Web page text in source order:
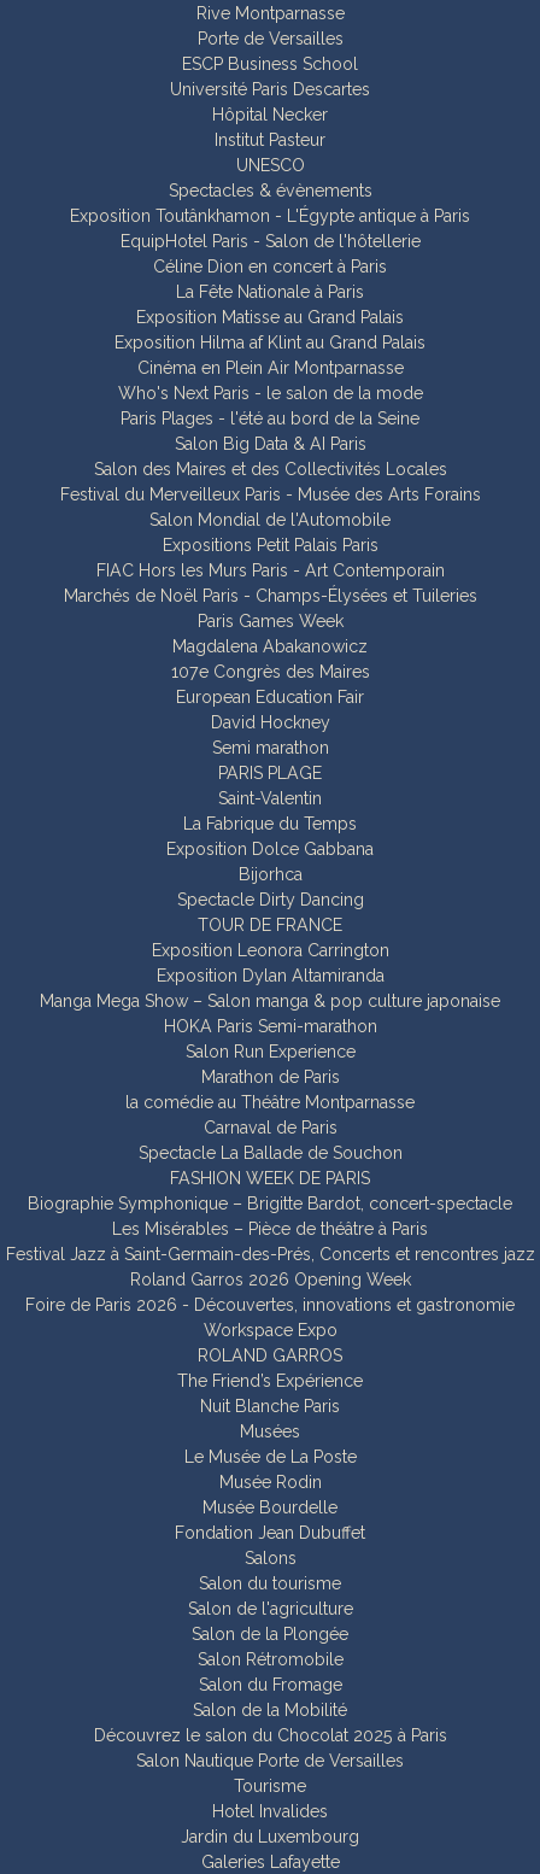
Rive Montparnasse
Porte de Versailles
ESCP Business School
Université Paris Descartes
Hôpital Necker
Institut Pasteur
UNESCO
Spectacles & évènements
Exposition Toutânkhamon - L'Égypte antique à Paris
EquipHotel Paris - Salon de l'hôtellerie
Céline Dion en concert à Paris
La Fête Nationale à Paris
Exposition Matisse au Grand Palais
Exposition Hilma af Klint au Grand Palais
Cinéma en Plein Air Montparnasse
Who's Next Paris - le salon de la mode
Paris Plages - l'été au bord de la Seine
Salon Big Data & AI Paris
Salon des Maires et des Collectivités Locales
Festival du Merveilleux Paris - Musée des Arts Forains
Salon Mondial de l'Automobile
Expositions Petit Palais Paris
FIAC Hors les Murs Paris - Art Contemporain
Marchés de Noël Paris - Champs-Élysées et Tuileries
Paris Games Week
Magdalena Abakanowicz
107e Congrès des Maires
European Education Fair
David Hockney
Semi marathon
PARIS PLAGE
Saint-Valentin
La Fabrique du Temps
Exposition Dolce Gabbana
Bijorhca
Spectacle Dirty Dancing
TOUR DE FRANCE
Exposition Leonora Carrington
Exposition Dylan Altamiranda
Manga Mega Show – Salon manga & pop culture japonaise
HOKA Paris Semi-marathon
Salon Run Experience
Marathon de Paris
la comédie au Théâtre Montparnasse
Carnaval de Paris
Spectacle La Ballade de Souchon
FASHION WEEK DE PARIS
Biographie Symphonique – Brigitte Bardot, concert-spectacle
Les Misérables – Pièce de théâtre à Paris
Festival Jazz à Saint-Germain-des-Prés, Concerts et rencontres jazz
Roland Garros 2026 Opening Week
Foire de Paris 2026 - Découvertes, innovations et gastronomie
Workspace Expo
ROLAND GARROS
The Friend’s Expérience
Nuit Blanche Paris
Musées
Le Musée de La Poste
Musée Rodin
Musée Bourdelle
Fondation Jean Dubuffet
Salons
Salon du tourisme
Salon de l'agriculture
Salon de la Plongée
Salon Rétromobile
Salon du Fromage
Salon de la Mobilité
Découvrez le salon du Chocolat 2025 à Paris
Salon Nautique Porte de Versailles
Tourisme
Hotel Invalides
Jardin du Luxembourg
Galeries Lafayette